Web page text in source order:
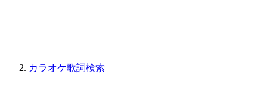
カラオケ歌詞検索